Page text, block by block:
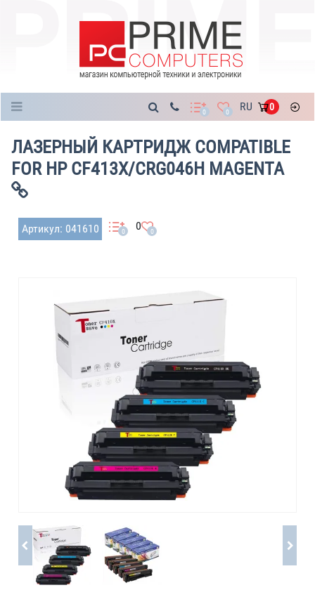
0 0 RU 0
ЛАЗЕРНЫЙ КАРТРИДЖ COMPATIBLE
FOR HP CF413X/CRG046H MAGENTA
Артикул: 041610 0 0 0